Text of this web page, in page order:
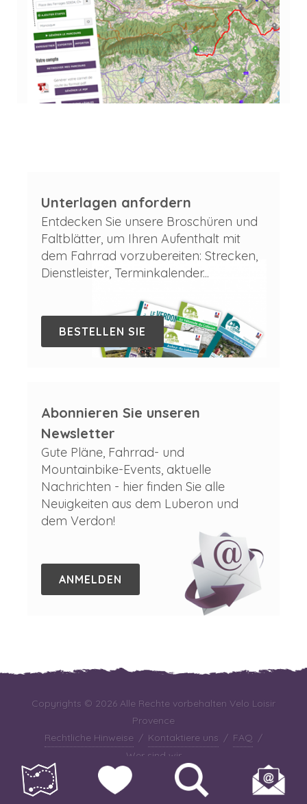
Unterlagen anfordern
Entdecken Sie unsere Broschüren und
Faltblätter, um Ihren Aufenthalt mit
dem Fahrrad vorzubereiten: Strecken,
Dienstleister, Terminkalender...
BESTELLEN SIE
Abonnieren Sie unseren
Newsletter
Gute Pläne, Fahrrad- und
Mountainbike-Events, aktuelle
Nachrichten - hier finden Sie alle
Neuigkeiten aus dem Luberon und
dem Verdon!
ANMELDEN
Copyrights © 2026 Alle Rechte vorbehalten Velo Loisir
Provence
Rechtliche Hinweise / Kontaktiere uns / FAQ /
Wer sind wir